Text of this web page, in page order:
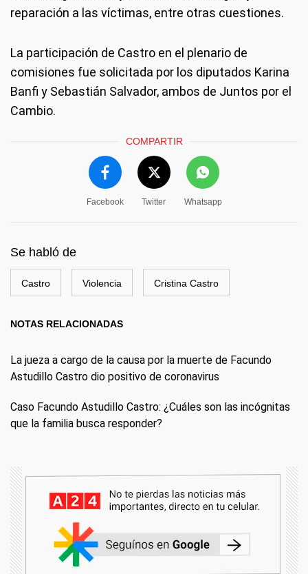
reparación a las víctimas, entre otras cuestiones.
La participación de Castro en el plenario de
comisiones fue solicitada por los diputados Karina
Banfi y Sebastián Salvador, ambos de Juntos por el
Cambio.
COMPARTIR
Facebook Twitter Whatsapp
Se habló de
Castro Violencia Cristina Castro
NOTAS RELACIONADAS
La jueza a cargo de la causa por la muerte de Facundo
Astudillo Castro dio positivo de coronavirus
Caso Facundo Astudillo Castro: ¿Cuáles son las incógnitas
que la familia busca responder?